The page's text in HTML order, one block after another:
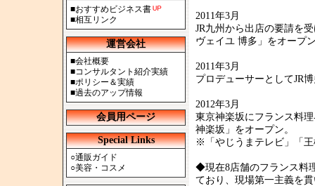
■おすすめビジネス書
■相互リンク
運営会社
■会社概要
■コンサルタント紹介実績
■ポリシー＆実績
■過去のアップ情報
会員用ページ
Special Links
○通販ガイド
○美容・コスメ
2011年3月
JR九州から出店の要請を
ヴェイユ 博多」をオープ
2011年3月
プロデューサーとしてJR
2012年3月
東京神楽坂にフランス料
神楽坂」をオープン。
※「やじうまテレビ」「
◆現在8店舗のフランス料
ており、現場第一主義を